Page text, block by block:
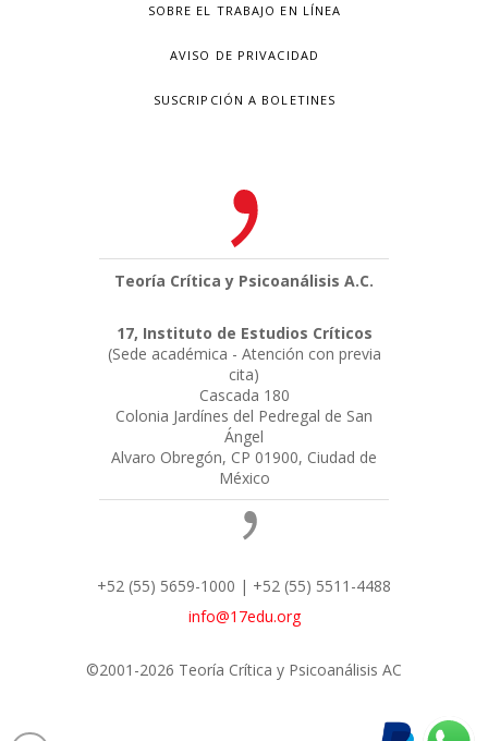
SOBRE EL TRABAJO EN LÍNEA
AVISO DE PRIVACIDAD
SUSCRIPCIÓN A BOLETINES
Teoría Crítica y Psicoanálisis A.C.
17, Instituto de Estudios Críticos
(Sede académica - Atención con previa
cita)
Cascada 180
Colonia Jardínes del Pedregal de San
Ángel
Alvaro Obregón, CP 01900, Ciudad de
México
+52 (55) 5659-1000 | +52 (55) 5511-4488
info@17edu.org
©2001-2026 Teoría Crítica y Psicoanálisis AC